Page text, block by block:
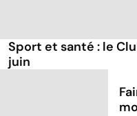
Sport et santé : le
juin